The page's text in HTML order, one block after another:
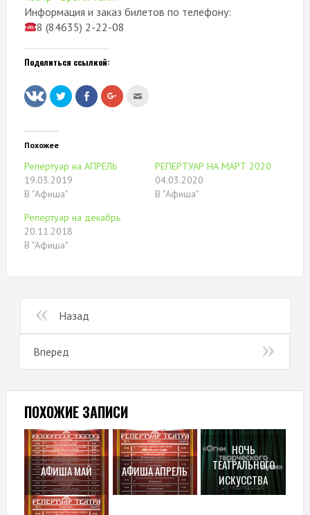
Информация и заказ билетов по телефону:
8 (84635) 2-22-08
Поделиться ссылкой:
Нажмите,
чтобы
поделиться
окне)
Нажмите
здесь,
чтобы
в
новом
Нажмите,
чтобы
Похожее
Репертуар на АПРЕЛЬ
19.03.2019
В "Афиша"
РЕПЕРТУАР НА МАРТ 2020
04.03.2020
В "Афиша"
Репертуар на декабрь
20.11.2018
В "Афиша"
Назад
Вперед
ПОХОЖИЕ ЗАПИСИ
АФИША МАЙ АФИША АПРЕЛЬ
НОЧЬ
ТЕАТРАЛЬНОГО
ИСКУССТВА